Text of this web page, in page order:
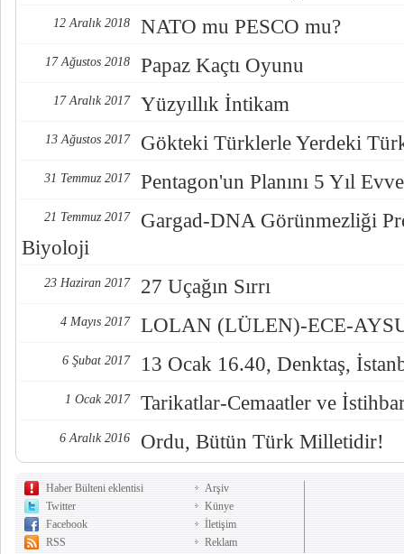
12 Aralık 2018 NATO mu PESCO mu?
17 Ağustos 2018 Papaz Kaçtı Oyunu
17 Aralık 2017 Yüzyıllık İntikam
13 Ağustos 2017 Gökteki Türklerle Yerdeki
31 Temmuz 2017 Pentagon'un Planını 5 Yıl
21 Temmuz 2017
Gargad-DNA Görünmezliği
Biyoloji
23 Haziran 2017 27 Uçağın Sırrı
4 Mayıs 2017 LOLAN (LÜLEN)-ECE-
6 Şubat 2017 13 Ocak 16.40, Denktaş,
1 Ocak 2017 Tarikatlar-Cemaatler ve
6 Aralık 2016 Ordu, Bütün Türk Milletidir!
Haber Bülteni eklentisi
Twitter
Facebook
RSS
Arşiv
Künye
İletişim
Reklam